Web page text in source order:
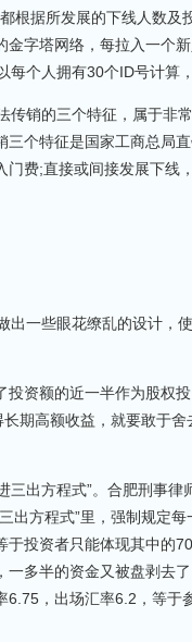
根据所发展的下线人数及
字塔网络，每拉入一个
每个人拥有30个ID号计算
销的三个特征，属于非
个特征是国家工商总局
门费;直接或间接发展下线
一些眼花缭乱的设计，
资额的近一半作为股权投
长期高额收益，就要敢于
出方程式”。合肥刑事律
出方程式”里，强制规定
于投资者只能体现其中的
多半的资金又被盘剥去
6.75，出场汇率6.2，等